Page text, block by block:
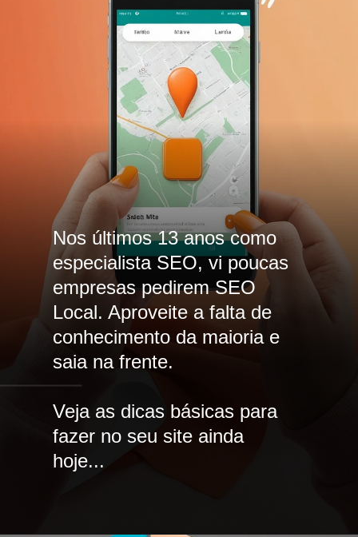
Nos últimos 13 anos como
especialista SEO, vi poucas
empresas pedirem SEO
Local. Aproveite a falta de
conhecimento da maioria e
saia na frente.
Veja as dicas básicas para
fazer no seu site ainda
hoje...